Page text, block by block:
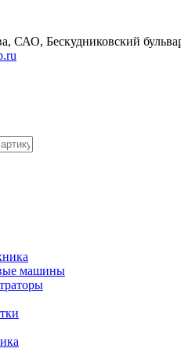
САО, Бескудниковский
машины